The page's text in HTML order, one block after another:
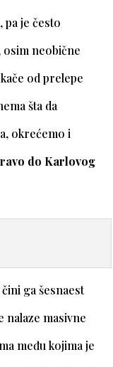
pa je često
osim neobične
od prelepe
šta da
okrećemo i
do Karlovog
ga šesnaest
nalaze masivne
među kojima je